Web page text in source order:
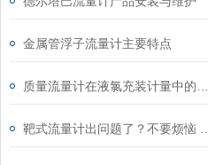
金属管浮子流量计主要特点